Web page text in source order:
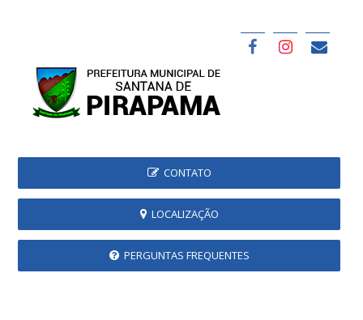
CONTATO
LOCALIZAÇÃO
PERGUNTAS FREQUENTES